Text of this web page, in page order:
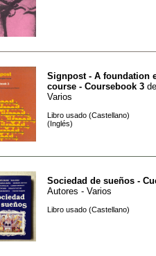
Signpost - A foundation
course - Coursebook 3
Varios
Libro usado (Castellano)
(Inglés)
Sociedad de sueños -
Autores - Varios
Libro usado (Castellano)